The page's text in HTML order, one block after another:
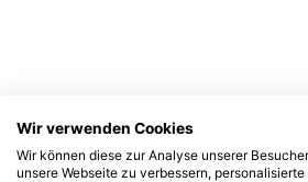
Wir verwenden Cookies
Wir können diese zur Analyse unserer
unsere Webseite zu verbessern,